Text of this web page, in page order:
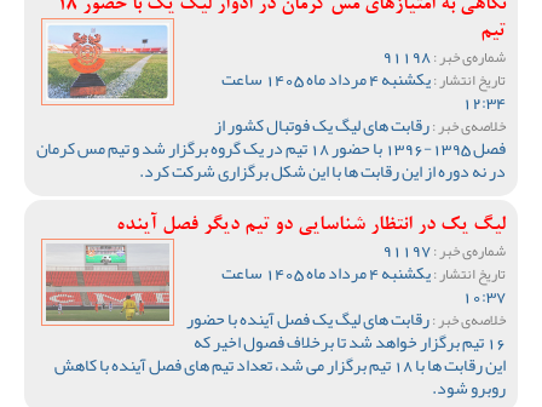
نگاهی به امتیازهای مس کرمان در ادوار لیگ یک با حضور 18
تیم
شماره‌ی خبر :
تاریخ انتشار : یکشنبه 4 مرداد ماه 1405 ساعت
12:34
خلاصه‌ی خبر :رقابت های لیگ یک فوتبال کشور از
فصل 1395-1396 با حضور 18 تیم در یک گروه برگزار شد و تیم مس کرمان
در نه دوره از این رقابت ها با این شکل برگزاری شرکت کرد.
لیگ یک در انتظار شناسایی دو تیم دیگر فصل آینده
شماره‌ی خبر :
تاریخ انتشار : یکشنبه 4 مرداد ماه 1405 ساعت
10:37
خلاصه‌ی خبر :رقابت های لیگ یک فصل آینده با حضور
16 تیم برگزار خواهد شد تا برخلاف فصول اخیر که
این رقابت ها با 18 تیم برگزار می شد، تعداد تیم های فصل آینده با کاهش
روبرو شود.